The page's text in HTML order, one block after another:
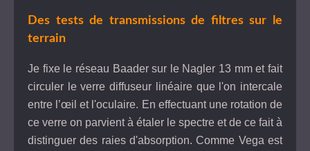
Des tests de transmissions de filtres sur le
terrain
Je fixe le réseau Baader sur le Nagler 13 mm et fait
circuler le verre diffuseur linéaire que l'on intercale
entre l’œil et l'oculaire. En effectuant une rotation de
ce verre on parvient à étaler le spectre et de ce fait à
distinguer des raies d'absorption. Comme Vega est